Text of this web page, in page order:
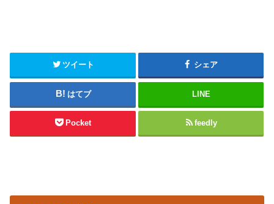
ツイート シェア
はてブ LINE
Pocket feedly